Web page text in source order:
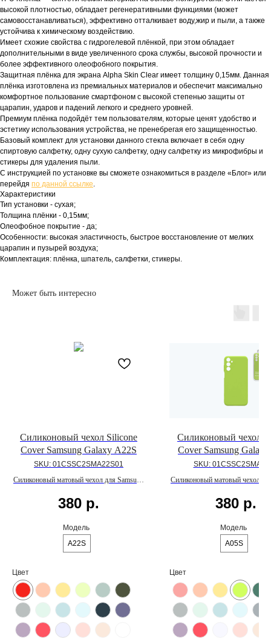
высокой плотностью, обладает регенеративными функциями (может
самовосстанавливаться), эффективно отталкивает воду,жир и пыли, а также
устойчива к химическому воздействию.
Имеет схожие свойства с гидрогелевой плёнкой, при этом обладает
дополнительными в виде увеличенного срока службы, высокой прочности и
более эффективного олеофобного покрытия.
Защитная плёнка для экрана Alpha Skin Clear имеет толщину 0,15мм. Данная
плёнка изготовлена из премиальных материалов и обеспечит максимально
комфортное пользование смартфоном с высокой степенью защиты от
царапин, ударов и падений легкого и среднего уровней.
Премиум плёнка подойдёт тем пользователям, которые ценят удобство и
эстетику использования устройства, не пренебрегая его защищенностью.
Базовый комплект для установки данного стекла включает в себя одну
спиртовую салфетку, одну сухую салфетку, одну салфетку из микрофибры и
стикеры для удаления пыли.
С инструкцией по установке вы сможете ознакомиться в разделе «Блог» или
перейдя по данной ссылке.
Характеристики
Тип установки - сухая;
Толщина плёнки - 0,15мм;
Олеофобное покрытие - да;
Особенности: высокая эластичность, быстрое восстановление от мелких
царапин и пузырей воздуха;
Комплектация: плёнка, шпатель, салфетки, стикеры.
Может быть интересно
Силиконовый чехол Silicone
Cover Samsung Galaxy A22S
SKU: 01CSSC2SMA22S01
Силиконовый матовый чехол для Samsung
микрофибры
380 р.
Модель
A22S
Цвет
Силиконовый чехол
Cover Samsung
SKU:
Силиконовый матовый чехол
микрофибры
380 р.
Модель
A05S
Цвет